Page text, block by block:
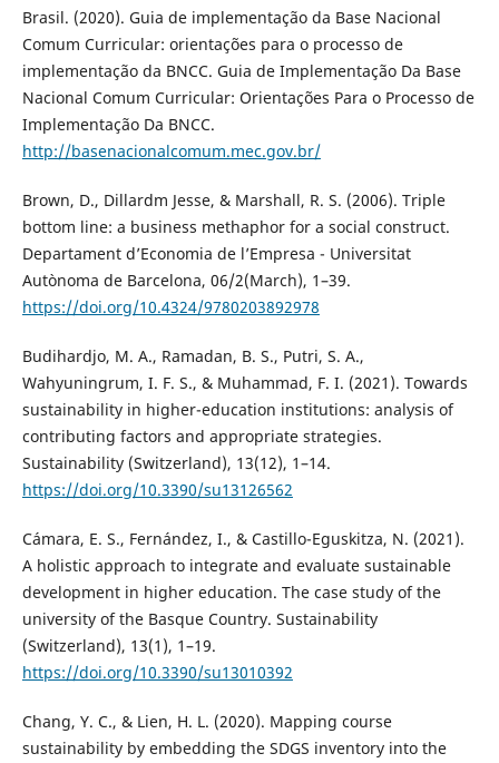
Brasil. (2020). Guia de implementação da Base Nacional
Comum Curricular: orientações para o processo de
implementação da BNCC. Guia de Implementação Da Base
Nacional Comum Curricular: Orientações Para o Processo de
Implementação Da BNCC.
http://basenacionalcomum.mec.gov.br/
Brown, D., Dillardm Jesse, & Marshall, R. S. (2006). Triple
bottom line: a business methaphor for a social construct.
Departament d’Economia de l’Empresa - Universitat
Autònoma de Barcelona, 06/2(March), 1–39.
https://doi.org/10.4324/9780203892978
Budihardjo, M. A., Ramadan, B. S., Putri, S. A.,
Wahyuningrum, I. F. S., & Muhammad, F. I. (2021). Towards
sustainability in higher-education institutions: analysis of
contributing factors and appropriate strategies.
Sustainability (Switzerland), 13(12), 1–14.
https://doi.org/10.3390/su13126562
Cámara, E. S., Fernández, I., & Castillo-Eguskitza, N. (2021).
A holistic approach to integrate and evaluate sustainable
development in higher education. The case study of the
university of the Basque Country. Sustainability
(Switzerland), 13(1), 1–19.
https://doi.org/10.3390/su13010392
Chang, Y. C., & Lien, H. L. (2020). Mapping course
sustainability by embedding the SDGS inventory into the